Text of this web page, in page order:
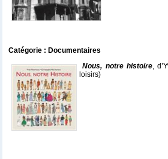
Catégorie : Documentaires
Nous, notre histoire,
loisirs)